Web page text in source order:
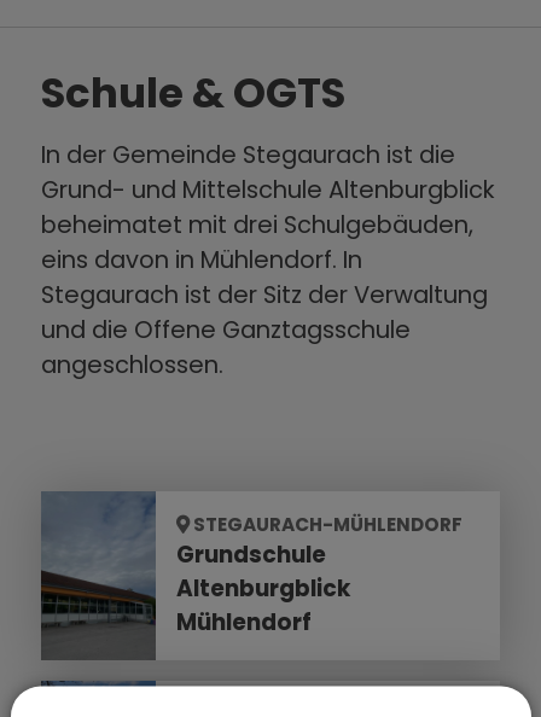
Schule & OGTS
In der Gemeinde Stegaurach ist die
Grund- und Mittelschule Altenburgblick
beheimatet mit drei Schulgebäuden,
eins davon in Mühlendorf. In
Stegaurach ist der Sitz der Verwaltung
und die Offene Ganztagsschule
angeschlossen.
STEGAURACH-MÜHLENDORF
Grundschule
Altenburgblick
Mühlendorf